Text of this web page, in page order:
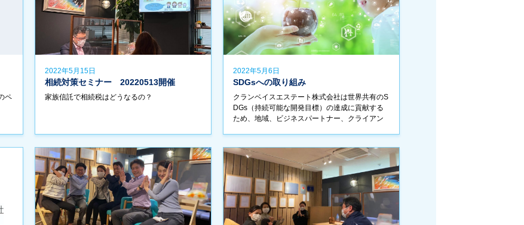
ペ
2022年5月15日
相続対策セミナー 20220513開催
家族信託で相続税はどうなるの？
2022年5月6日
SDGsへの取り組み
クランベイスエステート株式会社は世界共有のS
DGs（持続可能な開発目標）の達成に貢献する
ため、地域、ビジネスパートナー、クライアン
る目標に […]